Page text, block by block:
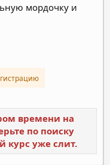
мордочку и
времени на
по поиску
курс уже слит.